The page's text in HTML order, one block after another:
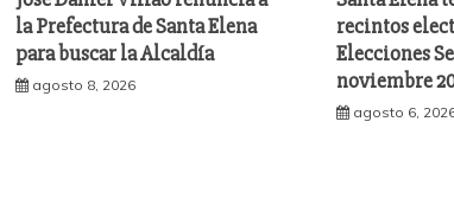
la Prefectura de Santa Elena
para buscar la Alcaldía
agosto 8, 2026
recintos
Elecciones
noviembre
agosto 6,